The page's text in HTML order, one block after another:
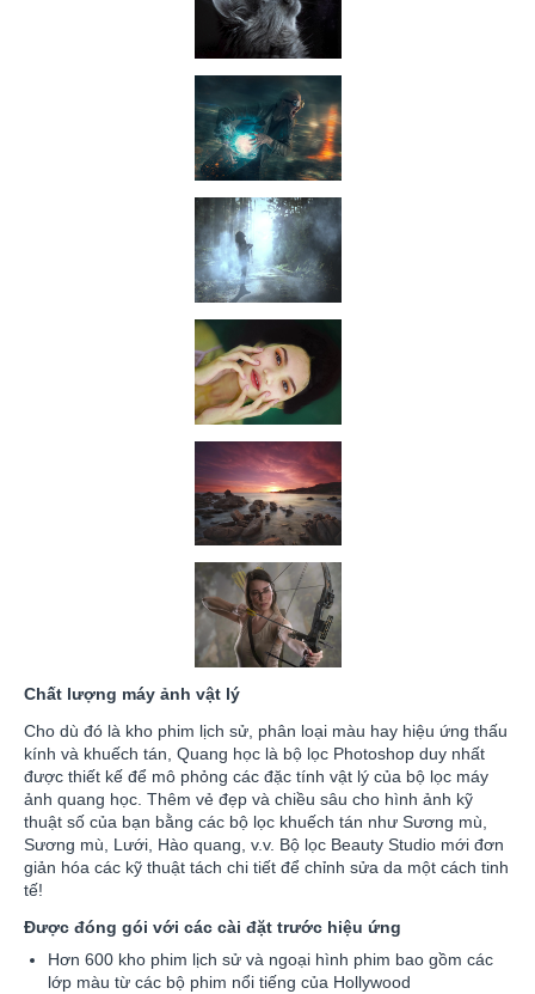
Chất lượng máy ảnh vật lý
Cho dù đó là kho phim lịch sử, phân loại màu hay hiệu ứng thấu
kính và khuếch tán, Quang học là bộ lọc Photoshop duy nhất
được thiết kế để mô phỏng các đặc tính vật lý của bộ lọc máy
ảnh quang học. Thêm vẻ đẹp và chiều sâu cho hình ảnh kỹ
thuật số của bạn bằng các bộ lọc khuếch tán như Sương mù,
Sương mù, Lưới, Hào quang, v.v. Bộ lọc Beauty Studio mới đơn
giản hóa các kỹ thuật tách chi tiết để chỉnh sửa da một cách tinh
tế!
Được đóng gói với các cài đặt trước hiệu ứng
Hơn 600 kho phim lịch sử và ngoại hình phim bao gồm các
lớp màu từ các bộ phim nổi tiếng của Hollywood